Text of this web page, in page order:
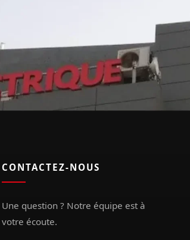
CONTACTEZ-NOUS
Une question ? Notre équipe est à
votre écoute.